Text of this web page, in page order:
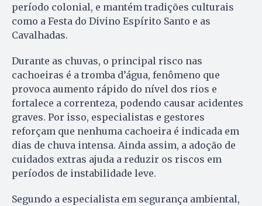
período colonial, e mantém tradições culturais
como a Festa do Divino Espírito Santo e as
Cavalhadas.
Durante as chuvas, o principal risco nas
cachoeiras é a tromba d’água, fenômeno que
provoca aumento rápido do nível dos rios e
fortalece a correnteza, podendo causar acidentes
graves. Por isso, especialistas e gestores
reforçam que nenhuma cachoeira é indicada em
dias de chuva intensa. Ainda assim, a adoção de
cuidados extras ajuda a reduzir os riscos em
períodos de instabilidade leve.
Segundo a especialista em segurança ambiental,